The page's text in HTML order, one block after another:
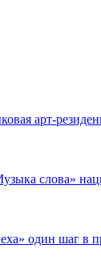
арт-
слова»
один шаг в